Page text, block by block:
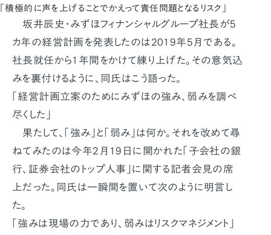
「積極的に声を上げることでかえって責任問題となるリスク」
坂井辰史・みずほフィナンシャルグループ社長が5
カ年の経営計画を発表したのは2019年5月である。
社長就任から1年間をかけて練り上げた。その意気込
みを裏付けるように、同氏はこう語った。
「経営計画立案のためにみずほの強み、弱みを調べ
尽くした」
果たして、「強み」と「弱み」は何か。それを改めて尋
ねてみたのは今年2月19日に開かれた「子会社の銀
行、証券会社のトップ人事」に関する記者会見の席
上だった。同氏は一瞬間を置いて次のように明言し
た。
「強みは現場の力であり、弱みはリスクマネジメント」